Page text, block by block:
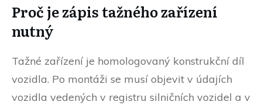
Proč je zápis tažného zařízení
nutný
Tažné zařízení je homologovaný konstrukční díl
vozidla. Po montáži se musí objevit v údajích
vozidla vedených v registru silničních vozidel a v